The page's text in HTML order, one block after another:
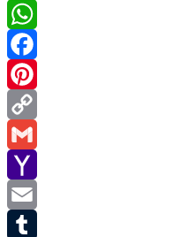
WhatsApp
Facebook
Pinterest
Copy
Link
Gmail
Yahoo
Mail
Email